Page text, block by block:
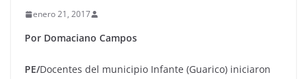
enero 21, 2017
Por Domaciano Campos
PE/Docentes del municipio Infante (Guarico) iniciaron